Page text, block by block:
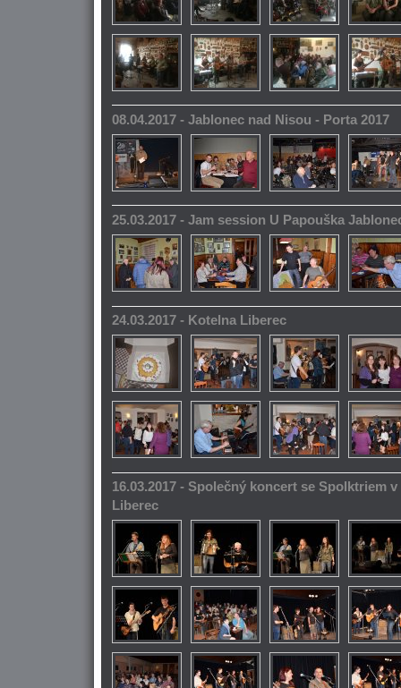
08.04.2017 - Jablonec nad Nisou - Porta 2017
25.03.2017 - Jam session U Papouška
24.03.2017 - Kotelna Liberec
16.03.2017 - Společný koncert se Spolktriem
Liberec